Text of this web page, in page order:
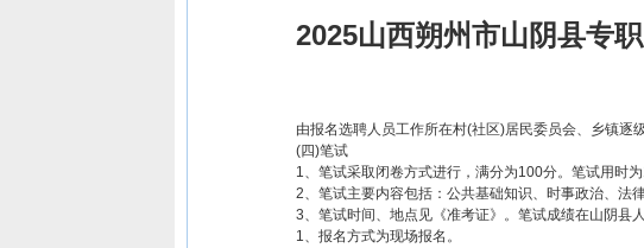
2025山西朔州市山阴县专
由报名选聘人员工作所在村(社区)居民委员会、乡镇逐
(四)笔试
1、笔试采取闭卷方式进行，满分为100分。笔试用时
2、笔试主要内容包括：公共基础知识、时事政治、法
3、笔试时间、地点见《准考证》。笔试成绩在山阴县
1、报名方式为现场报名。